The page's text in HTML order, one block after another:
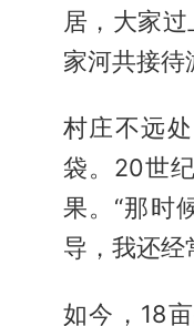
居，大家
家河共接待
村庄不远
袋。20世
果。“那时
导，我还经
如今，18